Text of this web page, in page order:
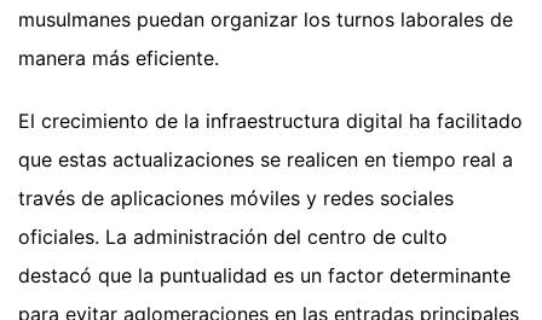
musulmanes puedan organizar los turnos laborales de
manera más eficiente.
El crecimiento de la infraestructura digital ha facilitado
que estas actualizaciones se realicen en tiempo real a
través de aplicaciones móviles y redes sociales
oficiales. La administración del centro de culto
destacó que la puntualidad es un factor determinante
para evitar aglomeraciones en las entradas principales